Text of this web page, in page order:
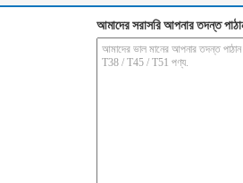
আমাদের সরাসরি আপনার তদন্ত